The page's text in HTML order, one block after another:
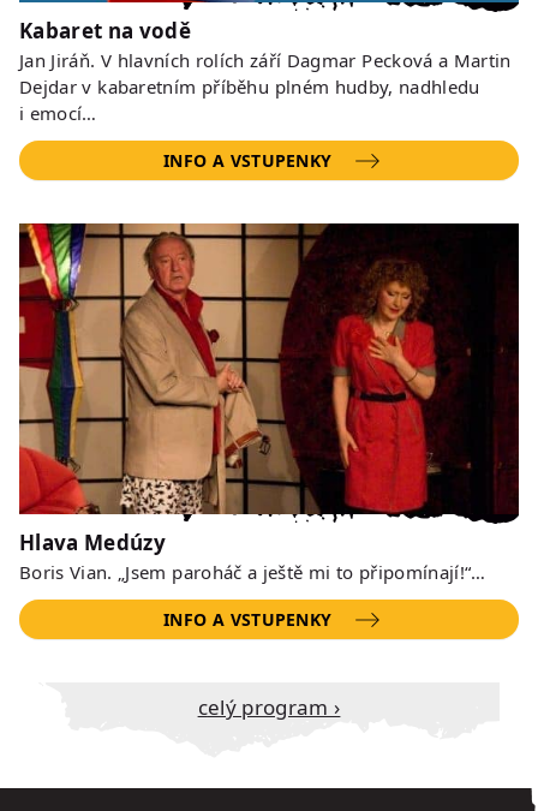
Kabaret na vodě
Jan Jiráň. V hlavních rolích září Dagmar Pecková a Martin
Dejdar v kabaretním příběhu plném hudby, nadhledu
i emocí…
INFO A VSTUPENKY
Hlava Medúzy
Boris Vian. „Jsem paroháč a ještě mi to připomínají!“…
INFO A VSTUPENKY
Celý program ›